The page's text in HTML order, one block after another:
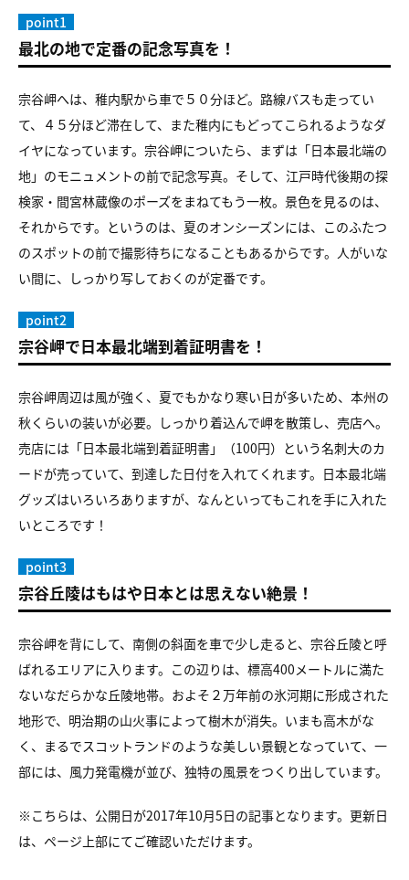
point1
最北の地で定番の記念写真を！
宗谷岬へは、稚内駅から車で５０分ほど。路線バスも走ってい
て、４５分ほど滞在して、また稚内にもどってこられるようなダ
イヤになっています。宗谷岬についたら、まずは「日本最北端の
地」のモニュメントの前で記念写真。そして、江戸時代後期の探
検家・間宮林蔵像のポーズをまねてもう一枚。景色を見るのは、
それからです。というのは、夏のオンシーズンには、このふたつ
のスポットの前で撮影待ちになることもあるからです。人がいな
い間に、しっかり写しておくのが定番です。
point2
宗谷岬で日本最北端到着証明書を！
宗谷岬周辺は風が強く、夏でもかなり寒い日が多いため、本州の
秋くらいの装いが必要。しっかり着込んで岬を散策し、売店へ。
売店には「日本最北端到着証明書」（100円）という名刺大のカ
ードが売っていて、到達した日付を入れてくれます。日本最北端
グッズはいろいろありますが、なんといってもこれを手に入れた
いところです！
point3
宗谷丘陵はもはや日本とは思えない絶景！
宗谷岬を背にして、南側の斜面を車で少し走ると、宗谷丘陵と呼
ばれるエリアに入ります。この辺りは、標高400メートルに満た
ないなだらかな丘陵地帯。およそ２万年前の氷河期に形成された
地形で、明治期の山火事によって樹木が消失。いまも高木がな
く、まるでスコットランドのような美しい景観となっていて、一
部には、風力発電機が並び、独特の風景をつくり出しています。
※こちらは、公開日が2017年10月5日の記事となります。更新日
は、ページ上部にてご確認いただけます。